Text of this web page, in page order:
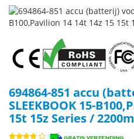
694864-851 accu
SLEEKBOOK 15-
15t 15z Series /